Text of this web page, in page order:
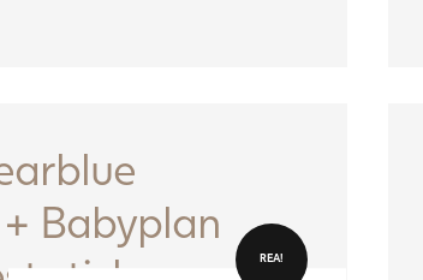
Babyplan
REA!